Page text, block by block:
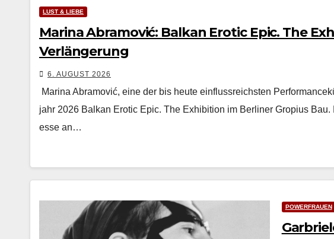
LUST & LIEBE
Marina Abramović: Balkan Erotic Epic. The
Verlängerung
6. AUGUST 2026
Mari­na Abramović, eine der bis heute ein­flussre­ich­sten
jahr 2026 Balkan Erot­ic Epic. The Exhi­bi­tion im Berlin­er Gropius
esse an…
POWERFRAUEN